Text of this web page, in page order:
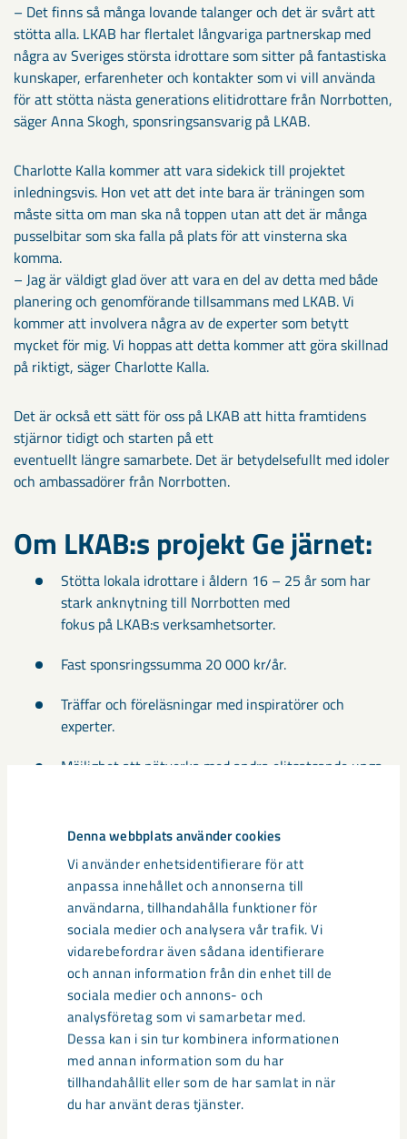
Denna webbplats använder cookies
Vi använder enhetsidentifierare för att
anpassa innehållet och annonserna till
användarna, tillhandahålla funktioner för
sociala medier och analysera vår trafik. Vi
vidarebefordrar även sådana identifierare
och annan information från din enhet till de
sociala medier och annons- och
analysföretag som vi samarbetar med.
Dessa kan i sin tur kombinera informationen
med annan information som du har
tillhandahållit eller som de har samlat in när
du har använt deras tjänster.
– Det finns så många lovande talanger och det är svårt att
stötta alla. LKAB har flertalet långvariga partnerskap med
några av Sveriges största idrottare som sitter på fantastiska
kunskaper, erfarenheter och kontakter som vi vill använda
för att stötta nästa generations elitidrottare från Norrbotten,
säger Anna Skogh, sponsringsansvarig på LKAB.
Charlotte Kalla kommer att vara sidekick till projektet
inledningsvis. Hon vet att det inte bara är träningen som
måste sitta om man ska nå toppen utan att det är många
pusselbitar som ska falla på plats för att vinsterna ska
komma.
– Jag är väldigt glad över att vara en del av detta med både
planering och genomförande tillsammans med LKAB. Vi
kommer att involvera några av de experter som betytt
mycket för mig. Vi hoppas att detta kommer att göra skillnad
på riktigt, säger Charlotte Kalla.
Det är också ett sätt för oss på LKAB att hitta framtidens
stjärnor tidigt och starten på ett
eventuellt längre samarbete. Det är betydelsefullt med idoler
och ambassadörer från Norrbotten.
Om LKAB:s projekt Ge järnet:
Stötta lokala idrottare i åldern 16 – 25 år som har
stark anknytning till Norrbotten med
fokus på LKAB:s verksamhetsorter.
Fast sponsringssumma 20 000 kr/år.
Träffar och föreläsningar med inspiratörer och
experter.
Möjlighet att nätverka med andra elitsatsande unga
Läs mer om projektet och hur man ansöker
Anna Skogh, ansvarig för sponsring och
samhällsengagemang, Tel: 46 (0)980 726 28. E-mail:
anna.skogh@lkab.com.
Taggar
samhällsengagemang